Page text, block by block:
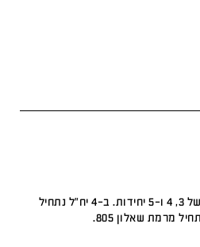
אנקורי מציעה קורסים ברמה של 3, 4 ו-5 יחידות. ב-4 יח"ל נתחיל